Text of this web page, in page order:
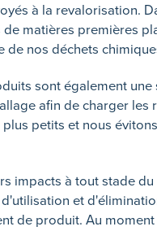
à la revalorisation.
matières premières
de nos déchets
sont également
afin de charger les
petits et nous
impacts à tout stade
et
de produit. Au